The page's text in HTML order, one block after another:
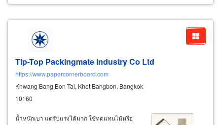
including boxes for pickup
Tip-Top Packingmate Industry Co Ltd
https://www.papercornerboard.com
Khwang Bang Bon Tai, Khet Bangbon, Bangkok
10160
น้ำหนักเบา แต่รับแรงได้มาก ใช้ทดแทนไม้หรือ